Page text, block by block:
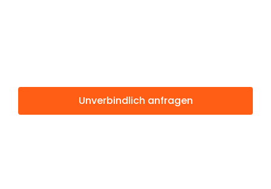
Unverbindlich anfragen